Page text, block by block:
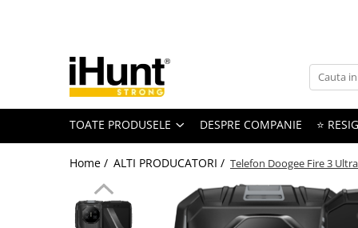
TELEFOANE & TABLETE IHUNT
Telefoane iHunt
SmartphoneTOATE PRODUSELE DESPRE COMPANIE ⭐
Home / ALTI PRODUCATORI / Telefon Doogee Fire 3